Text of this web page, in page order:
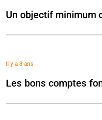
Un objectif minimum
Il y a 8 ans
Les bons comptes